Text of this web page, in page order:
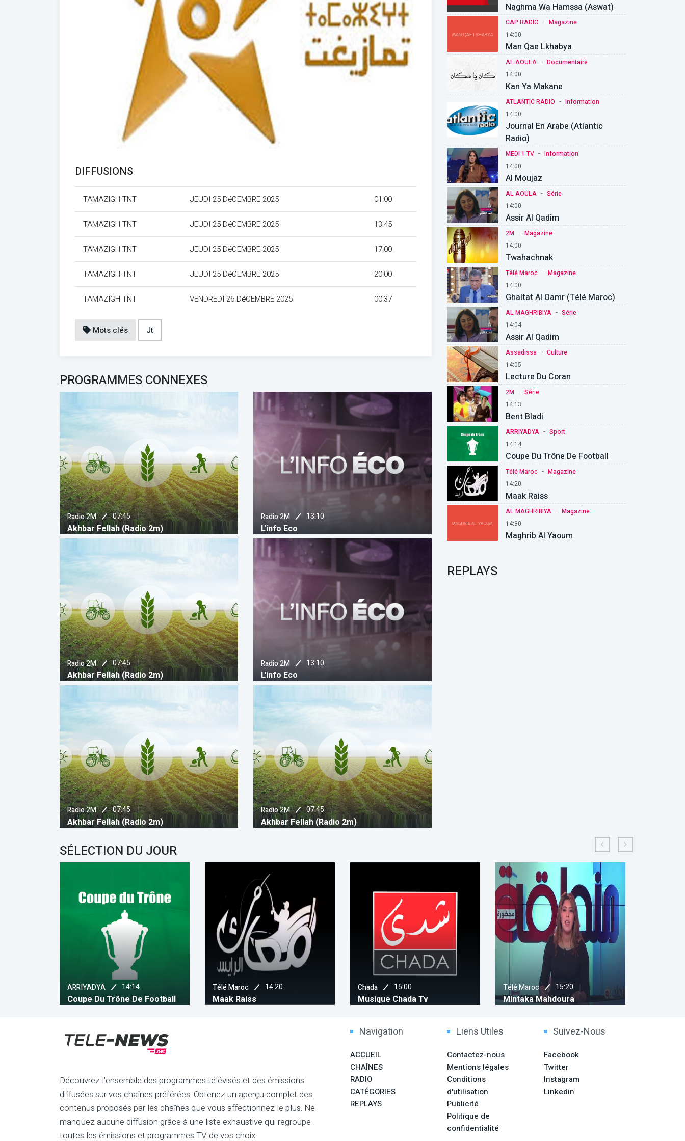
DIFFUSIONS
TAMAZIGH TNT JEUDI 25 DéCEMBRE 2025 01:00
TAMAZIGH TNT JEUDI 25 DéCEMBRE 2025 13:45
TAMAZIGH TNT JEUDI 25 DéCEMBRE 2025 17:00
TAMAZIGH TNT JEUDI 25 DéCEMBRE 2025 20:00
TAMAZIGH TNT VENDREDI 26 DéCEMBRE 2025 00:37
Mots clés Jt
PROGRAMMES CONNEXES
Radio 2M 07:45
Akhbar Fellah (Radio 2m)
Radio 2M 13:10
L'info Eco
Radio 2M 07:45
Akhbar Fellah (Radio 2m)
Radio 2M 13:10
L'info Eco
Radio 2M 07:45
Akhbar Fellah (Radio 2m)
Radio 2M 07:45
Akhbar Fellah (Radio 2m)
Naghma Wa Hamssa (Aswat)
CAP RADIO - Magazine
14:00
Man Qae Lkhabya
AL AOULA - Documentaire
14:00
Kan Ya Makane
ATLANTIC RADIO - Information
14:00
Journal En Arabe (Atlantic
Radio)
MEDI 1 TV - Information
14:00
Al Moujaz
AL AOULA - Série
14:00
Assir Al Qadim
2M - Magazine
14:00
Twahachnak
Télé Maroc - Magazine
14:00
Ghaltat Al Oamr (Télé Maroc)
AL MAGHRIBIYA - Série
14:04
Assir Al Qadim
Assadissa - Culture
14:05
Lecture Du Coran
2M - Série
14:13
Bent Bladi
ARRIYADYA - Sport
14:14
Coupe Du Trône De Football
Télé Maroc - Magazine
14:20
Maak Raiss
AL MAGHRIBIYA - Magazine
14:30
Maghrib Al Yaoum
REPLAYS
SÉLECTION DU JOUR
ARRIYADYA 14:14
Coupe Du Trône De Football
Télé Maroc 14:20
Maak Raiss
Chada 15:00
Musique Chada Tv
Télé Maroc 15:20
Mintaka Mahdoura
Découvrez l'ensemble des programmes télévisés et des émissions
diffusées sur vos chaînes préférées. Obtenez un aperçu complet des
contenus proposés par les chaînes que vous affectionnez le plus. Ne
manquez aucune diffusion grâce à une liste exhaustive qui regroupe
toutes les émissions et programmes TV de vos choix.
Navigation
ACCUEIL
CHAÎNES
RADIO
CATÉGORIES
REPLAYS
Liens Utiles
Contactez-nous
Mentions légales
Conditions
d'utilisation
Publicité
Politique de
confidentialité
Suivez-Nous
Facebook
Twitter
Instagram
Linkedin